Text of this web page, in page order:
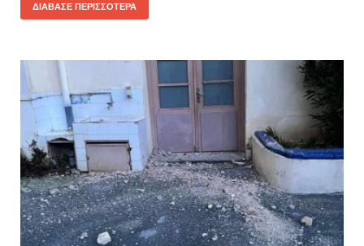
ΔΙΆΒΑΣΕ ΠΕΡΙΣΣΌΤΕΡΑ